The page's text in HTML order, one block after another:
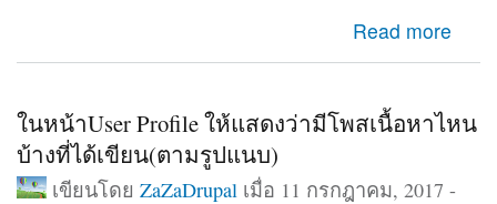
Read more
about มีโมดูล เเสดงประวัติการเข้าชมเนื้อหาใหมครับ
ในหน้าUser Profile ให้แสดงว่ามีโพสเนื้อหาไหน
บ้างที่ได้เขียน(ตามรูปแนบ)
เขียนโดย ZaZaDrupalเมื่อ 11 กรกฎาคม, 2017 -